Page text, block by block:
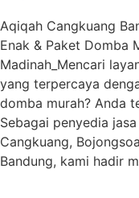
Aqiqah Cangkuang
Enak & Paket Domba
Madinah_Mencari
yang terpercaya
domba murah? Anda
Sebagai penyedia
Cangkuang,
Bandung, kami hadir